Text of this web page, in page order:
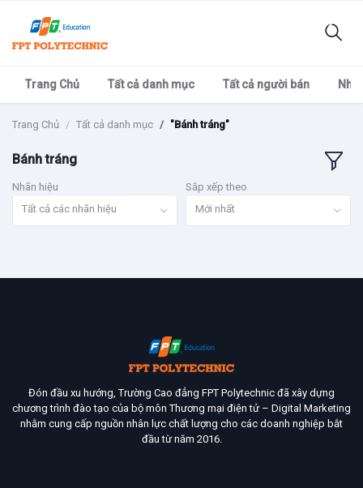
Trang Chủ Tất cả danh mục Tất cả người bán
Trang Chủ Tất cả danh mục "Bánh tráng"
Bánh tráng
Nhãn hiệu
Tất cả các nhãn hiệu
Sắp xếp theo
Mới nhất
Đón đầu xu hướng, Trường Cao đẳng FPT Polytechnic đã xây dựng
chương trình đào tạo của bộ môn Thương mại điện tử – Digital Marketing
nhằm cung cấp nguồn nhân lực chất lượng cho các doanh nghiệp bắt
đầu từ năm 2016.